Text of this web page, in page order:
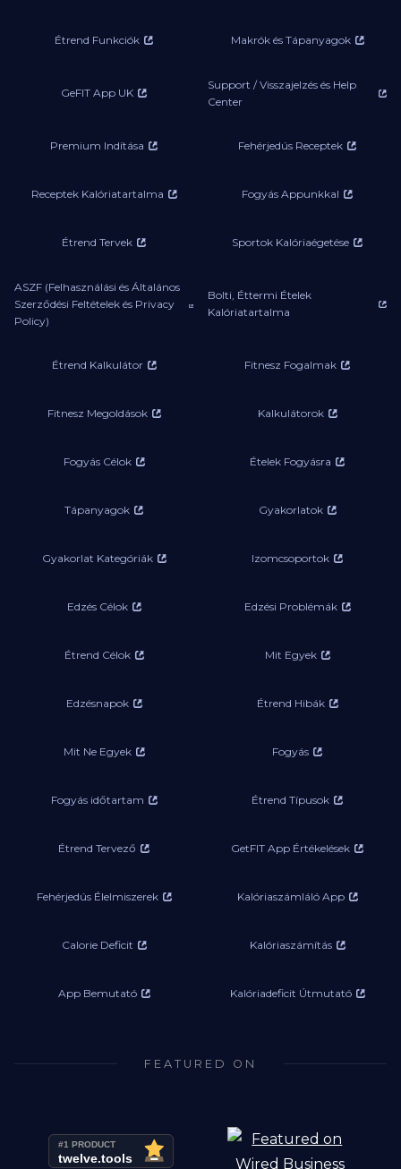
Étrend Funkciók Makrók és Tápanyagok
GeFIT App UK
Support / Visszajelzés és Help
Center
Premium Indítása Fehérjedús Receptek
Receptek Kalóriatartalma Fogyás Appunkkal
Étrend Tervek Sportok Kalóriaégetése
ASZF (Felhasználási és Általános
Szerződési Feltételek és Privacy
Policy)
Bolti, Éttermi Ételek
Kalóriatartalma
Étrend Kalkulátor Fitnesz Fogalmak
Fitnesz Megoldások Kalkulátorok
Fogyás Célok Ételek Fogyásra
Tápanyagok Gyakorlatok
Gyakorlat Kategóriák Izomcsoportok
Edzés Célok Edzési Problémák
Étrend Célok Mit Egyek
Edzésnapok Étrend Hibák
Mit Ne Egyek Fogyás
Fogyás időtartam Étrend Típusok
Étrend Tervező GetFIT App Értékelések
Fehérjedús Élelmiszerek Kalóriaszámláló App
Calorie Deficit Kalóriaszámítás
App Bemutató Kalóriadeficit Útmutató
FEATURED ON